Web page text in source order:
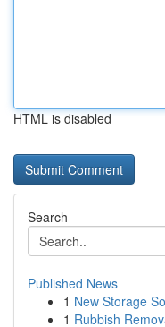
HTML is disabled
Search
Published News
1 New Storage
1 Rubbish